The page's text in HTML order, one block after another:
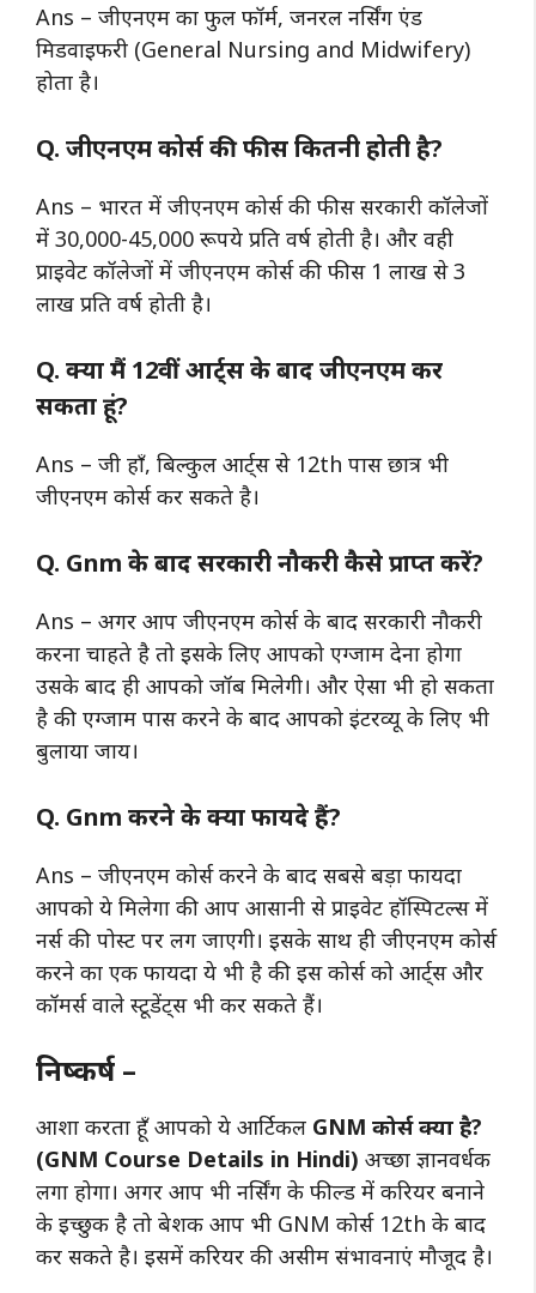
Ans – जीएनएम का फुल फॉर्म, जनरल नर्सिंग एंड
मिडवाइफरी (General Nursing and Midwifery)
होता है।
Q. जीएनएम कोर्स की फीस कितनी होती है?
Ans – भारत में जीएनएम कोर्स की फीस सरकारी कॉलेजों
में 30,000-45,000 रूपये प्रति वर्ष होती है। और वही
प्राइवेट कॉलेजों में जीएनएम कोर्स की फीस 1 लाख से 3
लाख प्रति वर्ष होती है।
Q. क्या मैं 12वीं आर्ट्स के बाद जीएनएम कर
सकता हूं?
Ans – जी हाँ, बिल्कुल आर्ट्स से 12th पास छात्र भी
जीएनएम कोर्स कर सकते है।
Q. Gnm के बाद सरकारी नौकरी कैसे प्राप्त करें?
Ans – अगर आप जीएनएम कोर्स के बाद सरकारी नौकरी
करना चाहते है तो इसके लिए आपको एग्जाम देना होगा
उसके बाद ही आपको जॉब मिलेगी। और ऐसा भी हो सकता
है की एग्जाम पास करने के बाद आपको इंटरव्यू के लिए भी
बुलाया जाय।
Q. Gnm करने के क्या फायदे हैं?
Ans – जीएनएम कोर्स करने के बाद सबसे बड़ा फायदा
आपको ये मिलेगा की आप आसानी से प्राइवेट हॉस्पिटल्स में
नर्स की पोस्ट पर लग जाएगी। इसके साथ ही जीएनएम कोर्स
करने का एक फायदा ये भी है की इस कोर्स को आर्ट्स और
कॉमर्स वाले स्टूडेंट्स भी कर सकते हैं।
निष्कर्ष –
आशा करता हूँ आपको ये आर्टिकल GNM कोर्स क्या है?
(GNM Course Details in Hindi) अच्छा ज्ञानवर्धक
लगा होगा। अगर आप भी नर्सिंग के फील्ड में करियर बनाने
के इच्छुक है तो बेशक आप भी GNM कोर्स 12th के बाद
कर सकते है। इसमें करियर की असीम संभावनाएं मौजूद है।